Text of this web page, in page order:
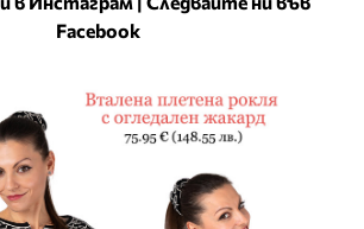
Facebook